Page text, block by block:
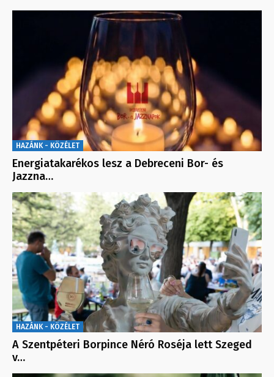
HAZÁNK - KÖZÉLET
Energiatakarékos lesz a Debreceni Bor- és
Jazzna…
HAZÁNK - KÖZÉLET
A Szentpéteri Borpince Néró Roséja lett Szeged
v…